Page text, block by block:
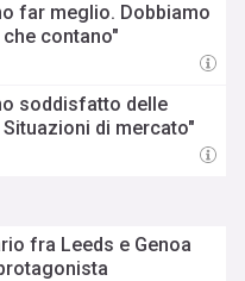
far meglio. Dobbiamo
contano"
soddisfatto delle
di mercato"
fra Leeds e Genoa